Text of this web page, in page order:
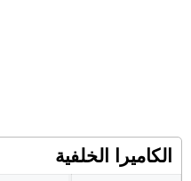
الكاميرا الخلفية